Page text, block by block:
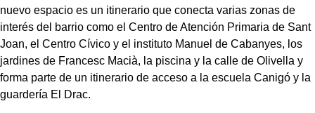
nuevo espacio es un itinerario que conecta varias zonas de
interés del barrio como el Centro de Atención Primaria de Sant
Joan, el Centro Cívico y el instituto Manuel de Cabanyes, los
jardines de Francesc Macià, la piscina y la calle de Olivella y
forma parte de un itinerario de acceso a la escuela Canigó y la
guardería El Drac.